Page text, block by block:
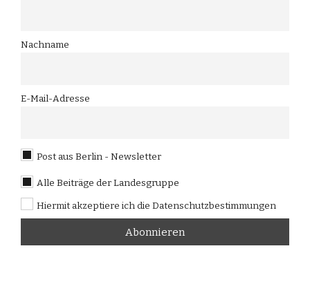
Nachname
E-Mail-Adresse
Post aus Berlin - Newsletter
Alle Beiträge der Landesgruppe
Hiermit akzeptiere ich die Datenschutzbestimmungen